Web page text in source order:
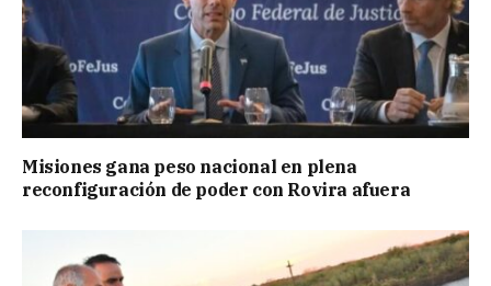
Misiones gana peso nacional en plena
reconfiguración de poder con Rovira afuera